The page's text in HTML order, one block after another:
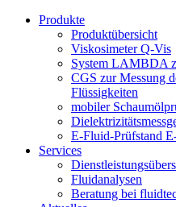
Produkte
Produktübersicht
Viskosimeter Q-Vis
System LAMBDA
CGS zur Messung
Flüssigkeiten
mobiler
E-Fluid-Prüfstand
Services
Fluidanalysen
Beratung bei